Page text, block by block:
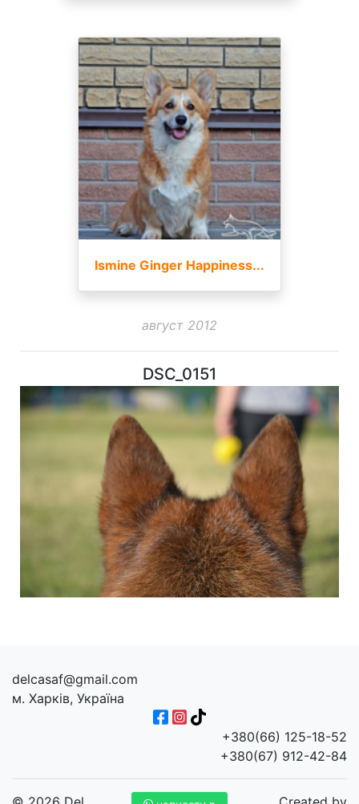
Ismine Ginger Happiness...
август 2012
DSC_0151
delcasaf@gmail.com
м. Харків, Україна
+380(66) 125-18-52
+380(67) 912-42-84